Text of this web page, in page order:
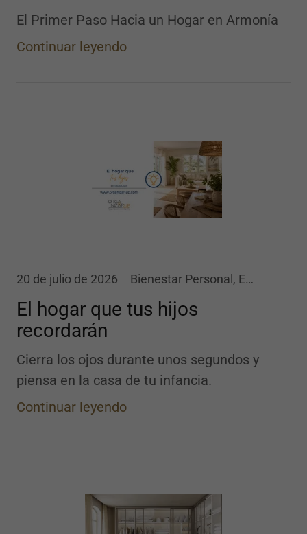
El Primer Paso Hacia un Hogar en Armonía
Continuar leyendo
20 de julio de 2026 Bienestar Personal, Estilo de Vida, Inspiración, Organización de Espacios
El hogar que tus hijos
recordarán
Cierra los ojos durante unos segundos y
piensa en la casa de tu infancia.
Continuar leyendo